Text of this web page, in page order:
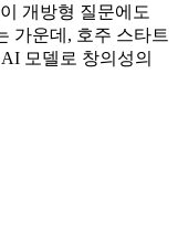
개방형 질문에도
가운데, 호주 스타트
모델로 창의성의